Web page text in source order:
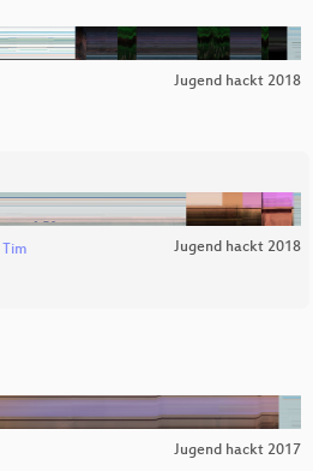
Jugend hackt 2018
Tim Jugend hackt 2018
Jugend hackt 2017